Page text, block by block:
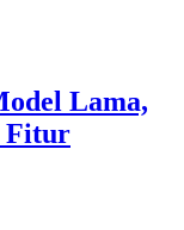
Lama,
Fitur